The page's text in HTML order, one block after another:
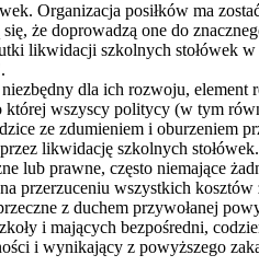
Organizacja posiłków ma
że doprowadzą one do
likwidacji szkolnych stołówek w
dla ich rozwoju, element
której wszyscy politycy (w tym
ze zdumieniem i oburzeniem
likwidację szkolnych
lub prawne, często niemające
przerzuceniu wszystkich kosztów
z duchem przywołanej
i mających bezpośredni,
i wynikający z powyższego